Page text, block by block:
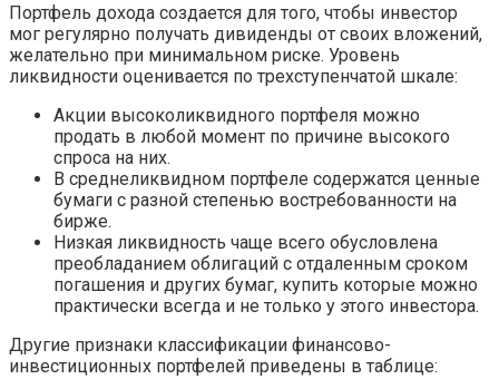
Портфель дохода создается для того, чтобы инвестор
мог регулярно получать дивиденды от своих вложений,
желательно при минимальном риске. Уровень
ликвидности оценивается по трехступенчатой шкале:
Акции высоколиквидного портфеля можно
продать в любой момент по причине высокого
спроса на них.
В среднеликвидном портфеле содержатся ценные
бумаги с разной степенью востребованности на
бирже.
Низкая ликвидность чаще всего обусловлена
преобладанием облигаций с отдаленным сроком
погашения и других бумаг, купить которые можно
практически всегда и не только у этого инвестора.
Другие признаки классификации финансово-
инвестиционных портфелей приведены в таблице: